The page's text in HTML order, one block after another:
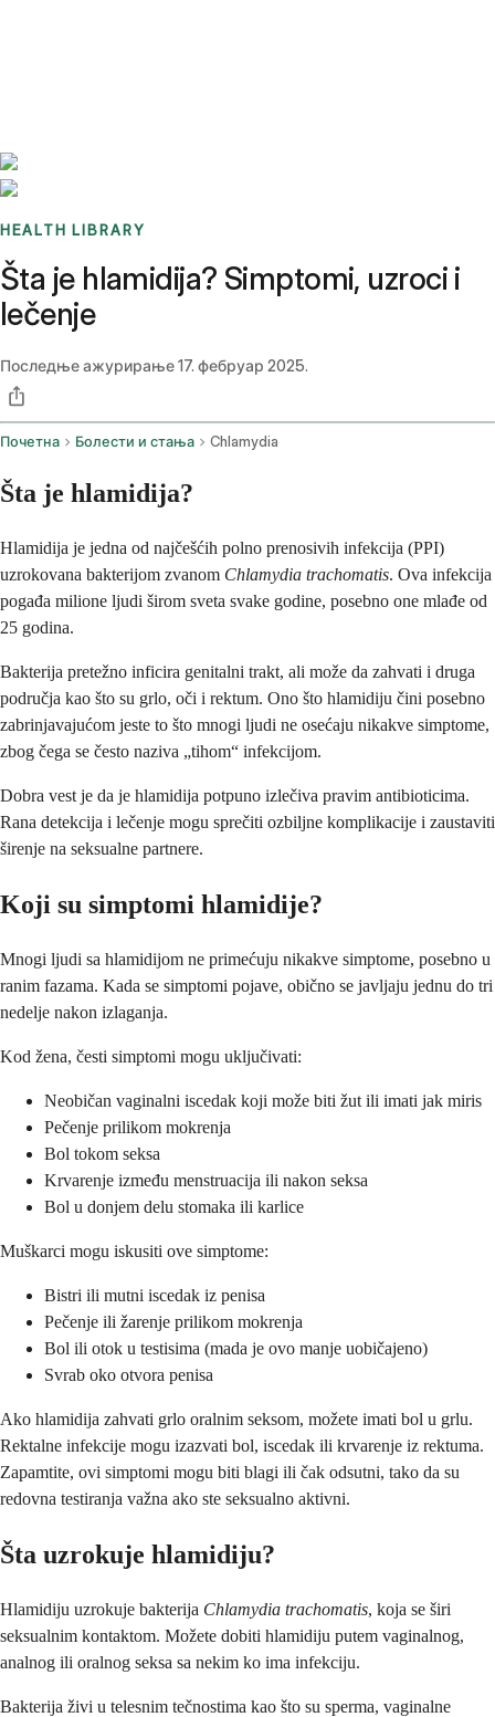
HEALTH LIBRARY
Šta je hlamidija? Simptomi, uzroci i
lečenje
Последње ажурирање17. фебруар 2025.
Почетна Болести и стања Chlamydia
Šta je hlamidija?
Hlamidija je jedna od najčešćih polno prenosivih infekcija (PPI)
uzrokovana bakterijom zvanom Chlamydia trachomatis. Ova infekcija
pogađa milione ljudi širom sveta svake godine, posebno one mlađe od
25 godina.
Bakterija pretežno inficira genitalni trakt, ali može da zahvati i druga
područja kao što su grlo, oči i rektum. Ono što hlamidiju čini posebno
zabrinjavajućom jeste to što mnogi ljudi ne osećaju nikakve simptome,
zbog čega se često naziva „tihom“ infekcijom.
Dobra vest je da je hlamidija potpuno izlečiva pravim antibioticima.
Rana detekcija i lečenje mogu sprečiti ozbiljne komplikacije i zaustaviti
širenje na seksualne partnere.
Koji su simptomi hlamidije?
Mnogi ljudi sa hlamidijom ne primećuju nikakve simptome, posebno u
ranim fazama. Kada se simptomi pojave, obično se javljaju jednu do tri
nedelje nakon izlaganja.
Kod žena, česti simptomi mogu uključivati:
Neobičan vaginalni iscedak koji može biti žut ili imati jak miris
Pečenje prilikom mokrenja
Bol tokom seksa
Krvarenje između menstruacija ili nakon seksa
Bol u donjem delu stomaka ili karlice
Muškarci mogu iskusiti ove simptome:
Bistri ili mutni iscedak iz penisa
Pečenje ili žarenje prilikom mokrenja
Bol ili otok u testisima (mada je ovo manje uobičajeno)
Svrab oko otvora penisa
Ako hlamidija zahvati grlo oralnim seksom, možete imati bol u grlu.
Rektalne infekcije mogu izazvati bol, iscedak ili krvarenje iz rektuma.
Zapamtite, ovi simptomi mogu biti blagi ili čak odsutni, tako da su
redovna testiranja važna ako ste seksualno aktivni.
Šta uzrokuje hlamidiju?
Hlamidiju uzrokuje bakterija Chlamydia trachomatis, koja se širi
seksualnim kontaktom. Možete dobiti hlamidiju putem vaginalnog,
analnog ili oralnog seksa sa nekim ko ima infekciju.
Bakterija živi u telesnim tečnostima kao što su sperma, vaginalne